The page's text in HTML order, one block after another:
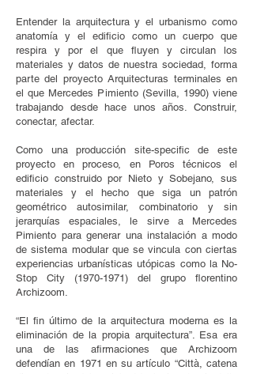
Entender la arquitectura y el urbanismo como
anatomía y el edificio como un cuerpo que
respira y por el que fluyen y circulan los
materiales y datos de nuestra sociedad, forma
parte del proyecto Arquitecturas terminales en
el que Mercedes Pimiento (Sevilla, 1990) viene
trabajando desde hace unos años. Construir,
conectar, afectar.
Como una producción site-specific de este
proyecto en proceso, en Poros técnicos el
edificio construido por Nieto y Sobejano, sus
materiales y el hecho que siga un patrón
geométrico autosimilar, combinatorio y sin
jerarquías espaciales, le sirve a Mercedes
Pimiento para generar una instalación a modo
de sistema modular que se vincula con ciertas
experiencias urbanísticas utópicas como la No-
Stop City (1970-1971) del grupo florentino
Archizoom.
“El fin último de la arquitectura moderna es la
eliminación de la propia arquitectura”. Esa era
una de las afirmaciones que Archizoom
defendían en 1971 en su artículo “Città, catena